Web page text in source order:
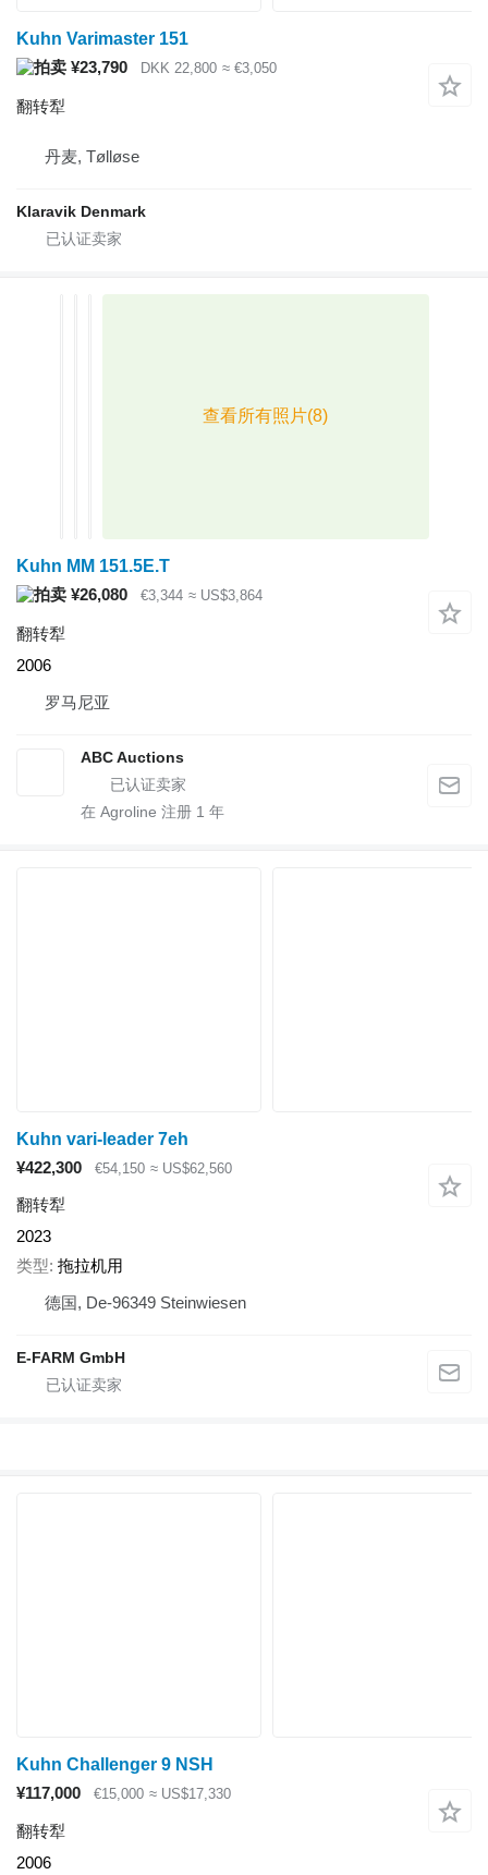
Kuhn Varimaster 151
¥23,790
DKK 22,800 ≈ €3,050
翻转犁
丹麦, Tølløse
Klaravik Denmark
Kuhn MM 151.5E.T
¥26,080
€3,344 ≈ US$3,864
翻转犁
2006
罗马尼亚
ABC Auctions
在 Agroline 注册 1 年
Kuhn vari-leader 7eh
¥422,300
€54,150 ≈ US$62,560
翻转犁
2023
类型 拖拉机用
德国, De-96349 Steinwiesen
E-FARM GmbH
Kuhn Challenger 9 NSH
¥117,000
€15,000 ≈ US$17,330
翻转犁
2006